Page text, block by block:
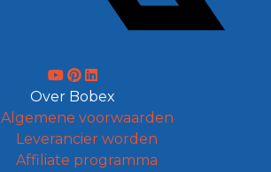
Over Bobex
Algemene voorwaarden
Leverancier worden
Affiliate programma